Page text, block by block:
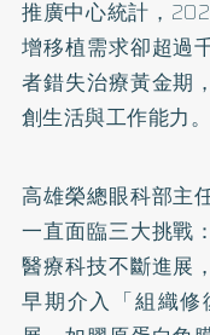
推廣中心統計，
增移植需求卻超過
者錯失治療黃金期
創生活與工作能力。
高雄榮總眼科部主
一直面臨三大挑戰
醫療科技不斷進展
早期介入「組織